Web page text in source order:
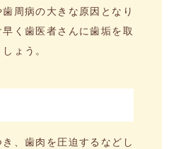
周病の大きな原因となり
く歯医者さんに歯垢を取
ょう。
、歯肉を圧迫するなどし